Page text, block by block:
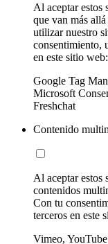
Al aceptar estos
que van más
utilizar nuestro
consentimiento,
en este sitio web:
Google Tag
Microsoft
Freshchat
Contenido
Al aceptar estos
contenidos
Con tu
terceros en este
Vimeo, YouTube